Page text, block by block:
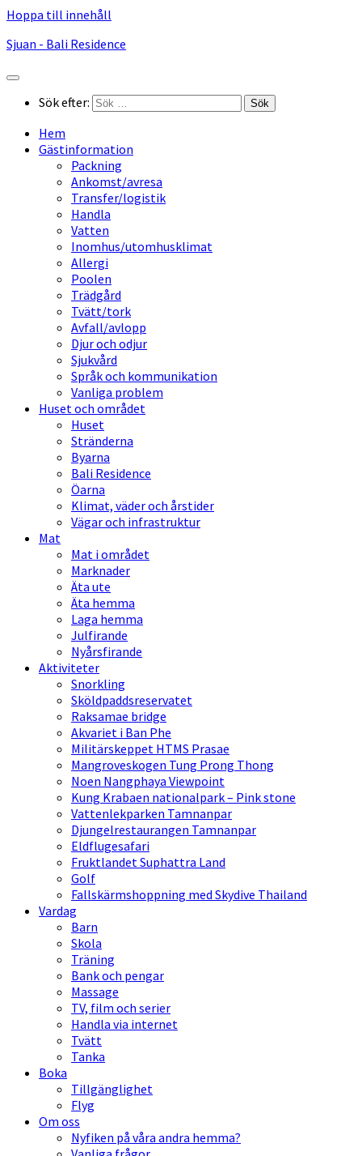
Hoppa till innehåll
Sjuan - Bali Residence
Sök efter:
Hem
Gästinformation
Packning
Ankomst/avresa
Transfer/logistik
Handla
Vatten
Inomhus/utomhusklimat
Allergi
Poolen
Trädgård
Tvätt/tork
Avfall/avlopp
Djur och odjur
Sjukvård
Språk och kommunikation
Vanliga problem
Huset och området
Huset
Stränderna
Byarna
Bali Residence
Öarna
Klimat, väder och årstider
Vägar och infrastruktur
Mat
Mat i området
Marknader
Äta ute
Äta hemma
Laga hemma
Julfirande
Nyårsfirande
Aktiviteter
Snorkling
Sköldpaddsreservatet
Raksamae bridge
Akvariet i Ban Phe
Militärskeppet HTMS Prasae
Mangroveskogen Tung Prong Thong
Noen Nangphaya Viewpoint
Kung Krabaen nationalpark – Pink stone
Vattenlekparken Tamnanpar
Djungelrestaurangen Tamnanpar
Eldflugesafari
Fruktlandet Suphattra Land
Golf
Fallskärmshoppning med Skydive Thailand
Vardag
Barn
Skola
Träning
Bank och pengar
Massage
TV, film och serier
Handla via internet
Tvätt
Tanka
Boka
Tillgänglighet
Flyg
Om oss
Nyfiken på våra andra hemma?